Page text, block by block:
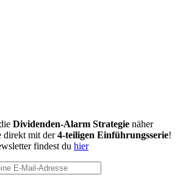
Dividenden-Alarm Strategie näher
direkt mit der4-teiligen Einführungsserie!
findest du hier